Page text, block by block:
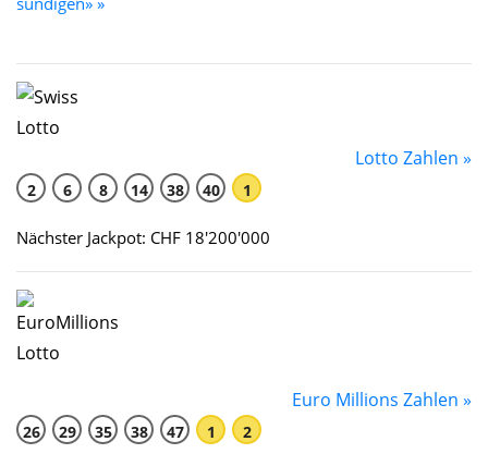
Lotto Zahlen »
2 6 8 14 38 40 1
Nächster Jackpot: CHF 18'200'000
Euro Millions Zahlen »
26 29 35 38 47 1 2